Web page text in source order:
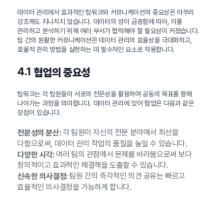
데이터 관리에서 효과적인 팀워크와 커뮤니케이션의 중요성은 아무리
강조해도 지나치지 않습니다. 데이터의 양이 급증함에 따라, 이를
관리하고 분석하기 위해 여러 부서가 협력해야 할 필요성이 커졌습니다.
팀 간의 원활한 커뮤니케이션은 데이터 관리의 효율성을 극대화하고,
효율적 관리 방법을 실현하는 데 필수적인 요소로 작용합니다.
4.1 협업의 중요성
팀워크는 각 팀원들이 서로의 전문성을 활용하여 공동의 목표를 향해
나아가는 과정을 의미합니다. 데이터 관리에 있어 협업은 다음과 같은
장점이 있습니다.
전문성의 분산:각 팀원이 자신의 전문 분야에서 최선을
다함으로써, 데이터 관리 작업의 품질을 높일 수 있습니다.
다양한 시각:여러 팀의 관점에서 문제를 바라봄으로써 보다
창의적이고 효과적인 해결책을 도출할 수 있습니다.
신속한 의사결정:팀원 간의 즉각적인 의견 공유는 빠르고
효율적인 의사결정을 가능하게 합니다.